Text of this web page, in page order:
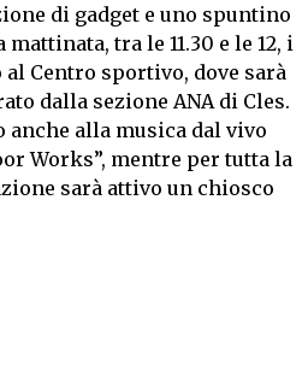
di gadget e uno spuntino
tra le 11.30 e le 12, i
Centro sportivo, dove sarà
dalla sezione ANA di Cles.
alla musica dal vivo
Works”, mentre per tutta la
sarà attivo un chiosco